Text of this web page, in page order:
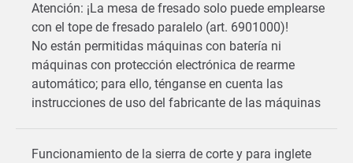
Atención: ¡La mesa de fresado solo puede emplearse
con el tope de fresado paralelo (art. 6901000)!
No están permitidas máquinas con batería ni
máquinas con protección electrónica de rearme
automático; para ello, ténganse en cuenta las
instrucciones de uso del fabricante de las máquinas
Funcionamiento de la sierra de corte y para inglete